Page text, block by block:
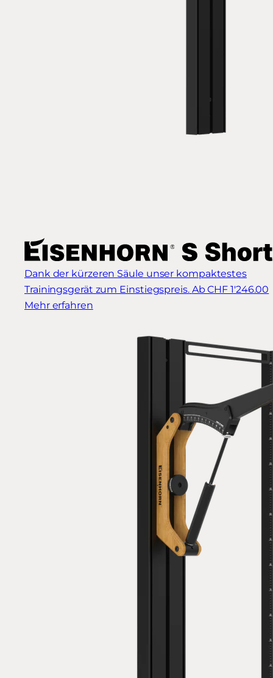
Dank der kürzeren Säule unser kompaktestes
Trainingsgerät zum Einstiegspreis. Ab CHF 1'246.00
Mehr erfahren